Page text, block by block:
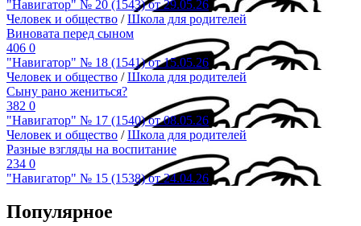
"Навигатор" № 20 (1543) от 29.05.26
Человек и общество /Школа для родителей
Виновата перед сыном
406 0
"Навигатор" № 18 (1541) от 15.05.26
Человек и общество /Школа для родителей
Сыну рано жениться?
382 0
"Навигатор" № 17 (1540) от 08.05.26
Человек и общество /Школа для родителей
Разные взгляды на воспитание
234 0
"Навигатор" № 15 (1538) от 24.04.26
Популярное